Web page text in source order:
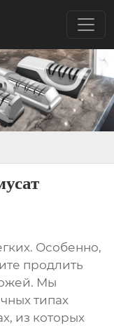
Особенно,
продлить
Мы
типах
из которых